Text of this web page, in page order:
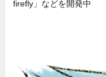
firefly」などを開発中